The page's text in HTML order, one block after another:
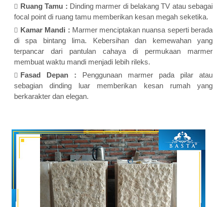
Ruang Tamu : Dinding marmer di belakang TV atau sebagai
focal point di ruang tamu memberikan kesan megah seketika.
Kamar Mandi : Marmer menciptakan nuansa seperti berada
di spa bintang lima. Kebersihan dan kemewahan yang
terpancar dari pantulan cahaya di permukaan marmer
membuat waktu mandi menjadi lebih rileks.
Fasad Depan : Penggunaan marmer pada pilar atau
sebagian dinding luar memberikan kesan rumah yang
berkarakter dan elegan.